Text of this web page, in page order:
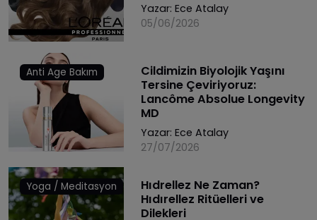
Yazar: Ece Atalay
05/06/2026
Anti Age Bakım
Cildimizin Biyolojik Yaşını
Tersine Çeviriyoruz:
Lancôme Absolue Longevity
MD
Yazar: Ece Atalay
27/07/2026
Yoga / Meditasyon
Hıdrellez Ne Zaman?
Hıdırellez Ritüelleri ve
Dilekleri